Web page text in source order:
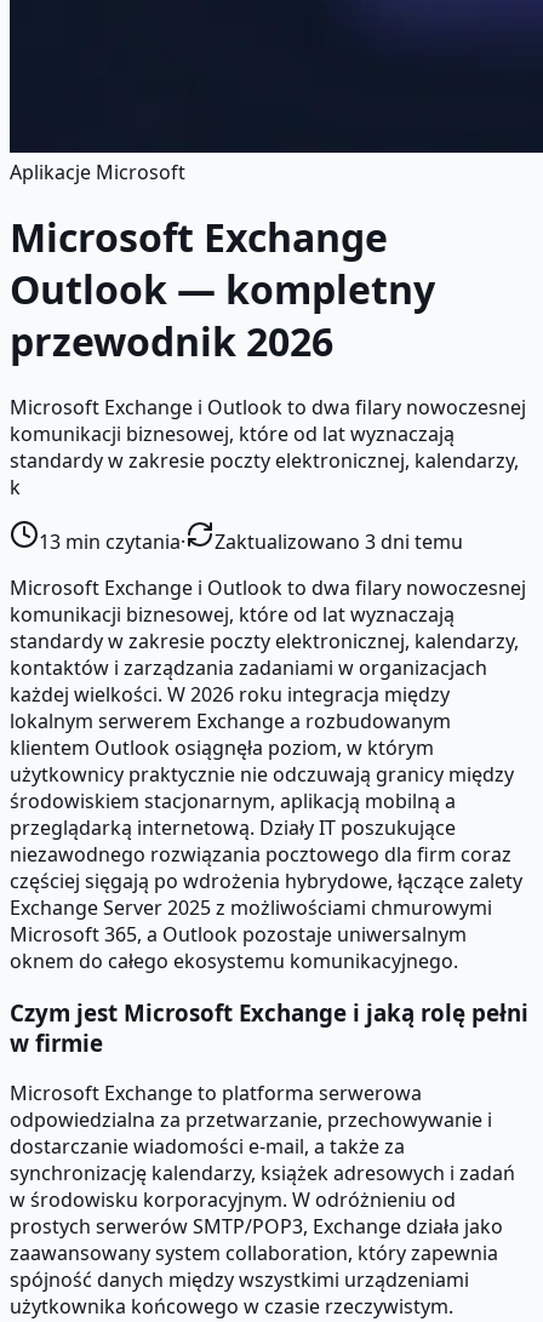
Aplikacje Microsoft
Microsoft Exchange
Outlook — kompletny
przewodnik 2026
Microsoft Exchange i Outlook to dwa filary nowoczesnej
komunikacji biznesowej, które od lat wyznaczają
standardy w zakresie poczty elektronicznej, kalendarzy,
k
13 min czytania·
Zaktualizowano 3 dni temu
Microsoft Exchange i Outlook to dwa filary nowoczesnej
komunikacji biznesowej, które od lat wyznaczają
standardy w zakresie poczty elektronicznej, kalendarzy,
kontaktów i zarządzania zadaniami w organizacjach
każdej wielkości. W 2026 roku integracja między
lokalnym serwerem Exchange a rozbudowanym
klientem Outlook osiągnęła poziom, w którym
użytkownicy praktycznie nie odczuwają granicy między
środowiskiem stacjonarnym, aplikacją mobilną a
przeglądarką internetową. Działy IT poszukujące
niezawodnego rozwiązania pocztowego dla firm coraz
częściej sięgają po wdrożenia hybrydowe, łączące zalety
Exchange Server 2025 z możliwościami chmurowymi
Microsoft 365, a Outlook pozostaje uniwersalnym
oknem do całego ekosystemu komunikacyjnego.
Czym jest Microsoft Exchange i jaką rolę pełni
w firmie
Microsoft Exchange to platforma serwerowa
odpowiedzialna za przetwarzanie, przechowywanie i
dostarczanie wiadomości e-mail, a także za
synchronizację kalendarzy, książek adresowych i zadań
w środowisku korporacyjnym. W odróżnieniu od
prostych serwerów SMTP/POP3, Exchange działa jako
zaawansowany system collaboration, który zapewnia
spójność danych między wszystkimi urządzeniami
użytkownika końcowego w czasie rzeczywistym.